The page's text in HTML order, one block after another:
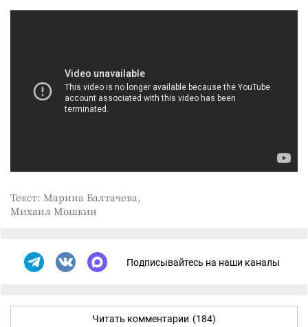
Текст: Марина Балтачева,
Михаил Мошкин
Подписывайтесь на наши каналы
Читать комментарии (184)